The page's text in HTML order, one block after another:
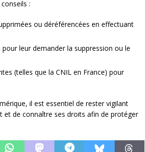
:
ou déréférencées en effectuant
leur demander la suppression ou le
(telles que la CNIL en France) pour
il est essentiel de rester vigilant
et de connaître ses droits afin de protéger